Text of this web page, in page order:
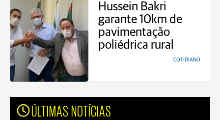
Hussein Bakri
garante 10km de
pavimentação
poliédrica rural
COTIDIANO
ÚLTIMAS NOTÍCIAS